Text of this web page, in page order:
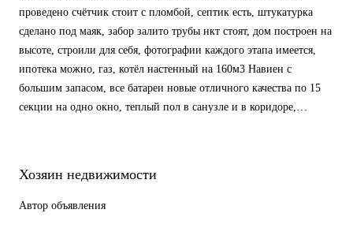
проведено счётчик стоит с пломбой, септик есть, штукатурка
сделано под маяк, забор залито трубы нкт стоят, дом построен на
высоте, строили для себя, фотографии каждого этапа имеется,
ипотека можно, газ, котёл настенный на 160м3 Навиен с
большим запасом, все батареи новые отличного качества по 15
секции на одно окно, теплый пол в санузле и в коридоре,
Хозяин недвижимости
Автор объявления